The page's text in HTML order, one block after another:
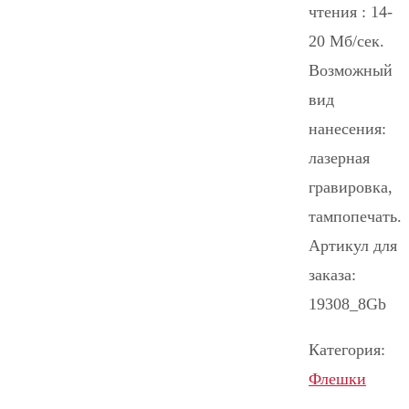
чтения : 14-
20 Mб/сек.
Возможный
вид
нанесения:
лазерная
гравировка,
тампопечать.
Артикул для
заказа:
19308_8Gb
Категория:
Флешки